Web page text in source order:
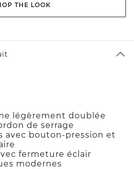
THE LOOK
légèrement doublée
de serrage
avec bouton-pression et
fermeture éclair
modernes